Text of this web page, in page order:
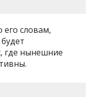
словам,
где нынешние